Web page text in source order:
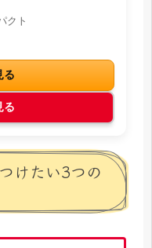
クト
る
る
けたい3つの